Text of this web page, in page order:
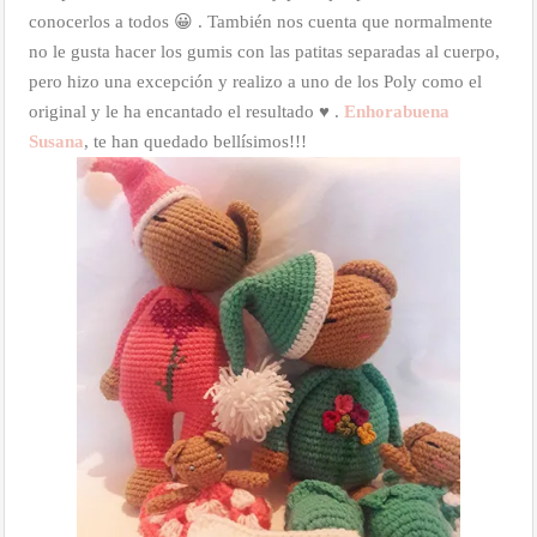
conocerlos a todos 😀 . También nos cuenta que normalmente
no le gusta hacer los gumis con las patitas separadas al cuerpo,
pero hizo una excepción y realizo a uno de los Poly como el
original y le ha encantado el resultado ♥ . Enhorabuena
Susana, te han quedado bellísimos!!!